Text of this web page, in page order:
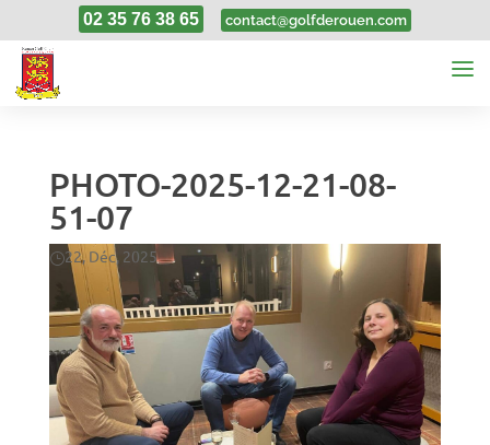
02 35 76 38 65 contact@golfderouen.com
PHOTO-2025-12-21-08-
51-07
22, Déc, 2025